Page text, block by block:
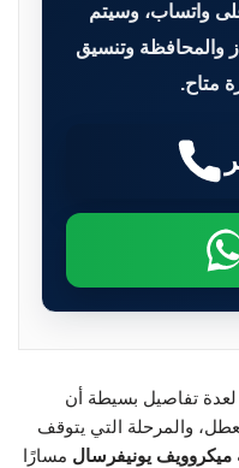
واتساب، وسيتم
والمحافظة وتنسيق
متاح.
تفاصيل بسيطة أن
والمرحلة التي يتوقف
ميكروويف يونيفرسال مسارًا